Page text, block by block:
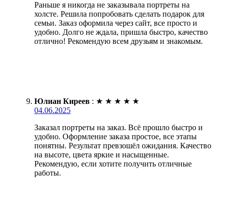
Раньше я никогда не заказывала портреты на
холсте. Решила попробовать сделать подарок для
семьи. Заказ оформила через сайт, все просто и
удобно. Долго не ждала, пришла быстро, качество
отлично! Рекомендую всем друзьям и знакомым.
Юлиан Киреев : ★ ★ ★ ★ ★
04.06.2025
Заказал портреты на заказ. Всё прошло быстро и
удобно. Оформление заказа простое, все этапы
понятны. Результат превзошёл ожидания. Качество
на высоте, цвета яркие и насыщенные.
Рекомендую, если хотите получить отличные
работы.